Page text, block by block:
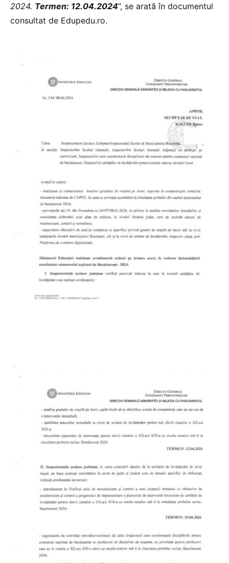
2024. Termen: 12.04.2024”, se arată în documentul
consultat de Edupedu.ro.